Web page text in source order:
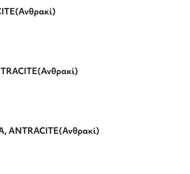
ANTRACITE(Ανθρακί)